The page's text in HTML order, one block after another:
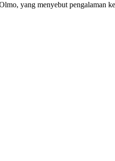
yang menyebut pengalaman